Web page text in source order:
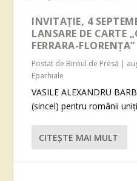
INVITAȚIE, 4
LANSARE DE CARTE
FERRARA-FLORENȚA”
Postat de Biroul de Presă |
Eparhiale
VASILE ALEXANDRU
(sincel) pentru românii
CITEŞTE MAI MULT